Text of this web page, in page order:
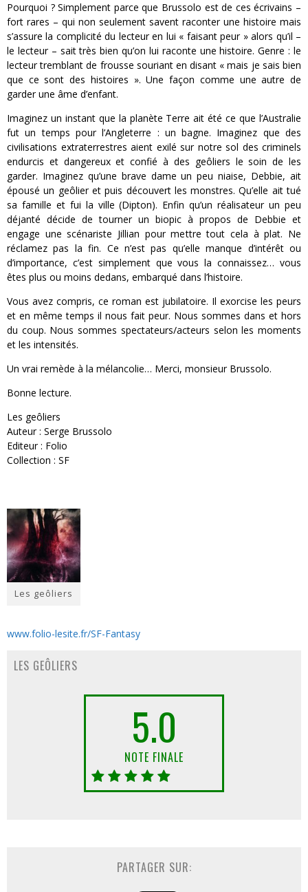
Pourquoi ? Simplement parce que Brussolo est de ces écrivains –
fort rares – qui non seulement savent raconter une histoire mais
s’assure la complicité du lecteur en lui « faisant peur » alors qu’il –
le lecteur – sait très bien qu’on lui raconte une histoire. Genre : le
lecteur tremblant de frousse souriant en disant « mais je sais bien
que ce sont des histoires ». Une façon comme une autre de
garder une âme d’enfant.
Imaginez un instant que la planète Terre ait été ce que l’Australie
fut un temps pour l’Angleterre : un bagne. Imaginez que des
civilisations extraterrestres aient exilé sur notre sol des criminels
endurcis et dangereux et confié à des geôliers le soin de les
garder. Imaginez qu’une brave dame un peu niaise, Debbie, ait
épousé un geôlier et puis découvert les monstres. Qu’elle ait tué
sa famille et fui la ville (Dipton). Enfin qu’un réalisateur un peu
déjanté décide de tourner un biopic à propos de Debbie et
engage une scénariste Jillian pour mettre tout cela à plat. Ne
réclamez pas la fin. Ce n’est pas qu’elle manque d’intérêt ou
d’importance, c’est simplement que vous la connaissez… vous
êtes plus ou moins dedans, embarqué dans l’histoire.
Vous avez compris, ce roman est jubilatoire. Il exorcise les peurs
et en même temps il nous fait peur. Nous sommes dans et hors
du coup. Nous sommes spectateurs/acteurs selon les moments
et les intensités.
Un vrai remède à la mélancolie… Merci, monsieur Brussolo.
Bonne lecture.
Les geôliers
Auteur : Serge Brussolo
Editeur : Folio
Collection : SF
Les geôliers
www.folio-lesite.fr/SF-Fantasy
LES GEÔLIERS
5.0
NOTE FINALE
PARTAGER SUR: